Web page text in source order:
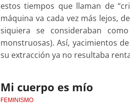
estos tiempos que llaman de
máquina va cada vez más lejos,
siquiera se consideraban
monstruosas). Así, yacimientos
su extracción ya no resultaba
Mi cuerpo es mío
FEMINISMO